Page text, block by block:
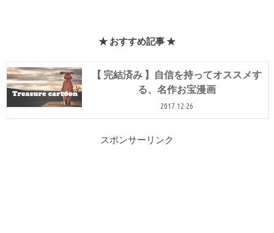
★ おすすめ記事 ★
【 完結済み 】自信を持ってオススメす
る、名作お宝漫画
2017.12.26
スポンサーリンク